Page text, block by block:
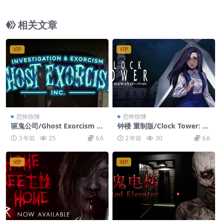
相关文章
VIP
恐怖惊悚
驱鬼公司/Ghost Exorcism I
NC.3 年前 25 6.6
VIP
恐怖惊悚
钟楼 重制版/Clock Tower: R
ewind
2 年前 30 6.6
VIP VIP